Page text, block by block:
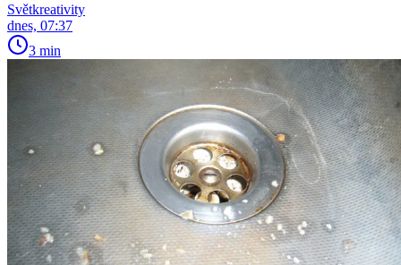
Světkreativity
dnes, 07:37
3 min